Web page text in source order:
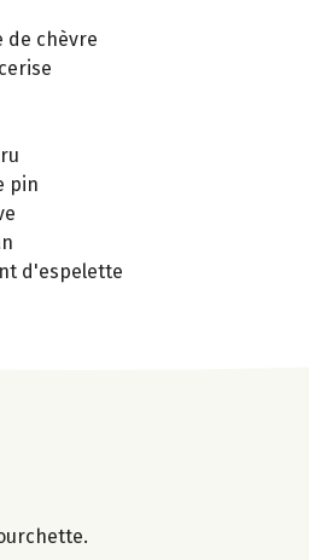
de chèvre
pin
d'espelette